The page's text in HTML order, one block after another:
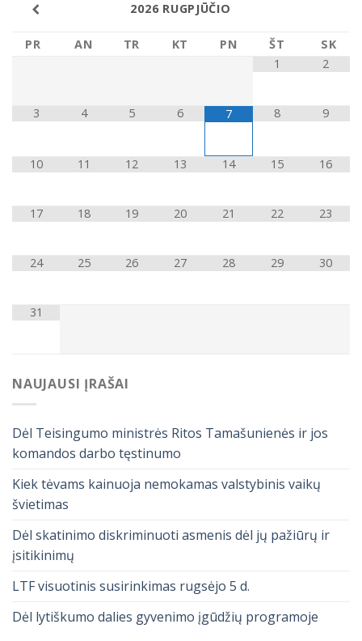
2026 RUGPJŪČIO
PR AN TR KT PN ŠT
SK
1
2
3 4 5 6 7 8 9
10 11 12 13 14 15 16
17 18 19 20 21 22 23
24 25 26 27 28 29 30
31
NAUJAUSI ĮRAŠAI
Dėl Teisingumo ministrės Ritos Tamašunienės ir jos
komandos darbo tęstinumo
Kiek tėvams kainuoja nemokamas valstybinis vaikų
švietimas
Dėl skatinimo diskriminuoti asmenis dėl jų pažiūrų ir
įsitikinimų
LTF visuotinis susirinkimas rugsėjo 5 d.
Dėl lytiškumo dalies gyvenimo įgūdžių programoje